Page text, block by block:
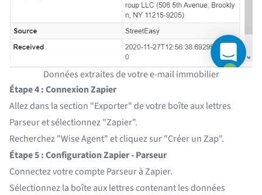
Données extraites de votre e-mail immobilier
Étape 4 : Connexion Zapier
Allez dans la section "Exporter" de votre boîte aux lettres
Parseur et sélectionnez "Zapier".
Recherchez "Wise Agent" et cliquez sur "Créer un Zap".
Étape 5 : Configuration Zapier - Parseur
Connectez votre compte Parseur à Zapier.
Sélectionnez la boîte aux lettres contenant les données